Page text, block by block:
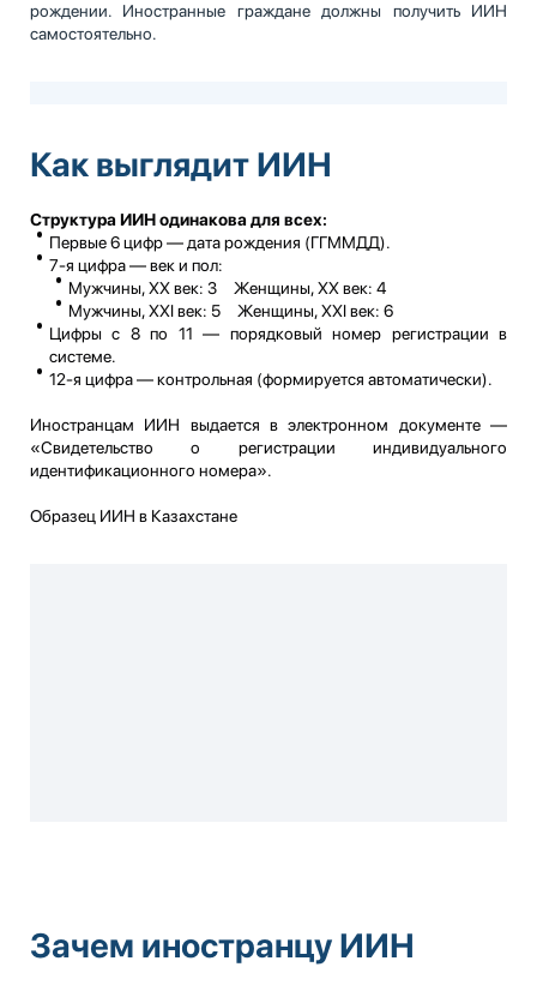
рождении. Иностранные граждане должны получить ИИН
самостоятельно.
Как выглядит ИИН
Структура ИИН одинакова для всех:
Первые 6 цифр — дата рождения (ГГММДД).
7-я цифра — век и пол:
Мужчины, XX век: 3 Женщины, XX век: 4
Мужчины, XXI век: 5 Женщины, XXI век: 6
Цифры с 8 по 11 — порядковый номер регистрации в
системе.
12-я цифра — контрольная (формируется автоматически).
Иностранцам ИИН выдается в электронном документе —
«Свидетельство о регистрации индивидуального
идентификационного номера».
Образец ИИН в Казахстане
Зачем иностранцу ИИН